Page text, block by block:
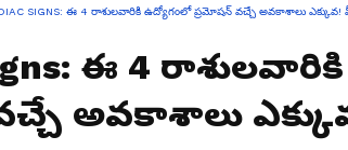
SIGNS: ఈ 4 రాశులవారికి ఉద్యోగంలో ప్రమోషన్ వచ్చే అవకాశాలు
ఈ 4
అవకాశాలు